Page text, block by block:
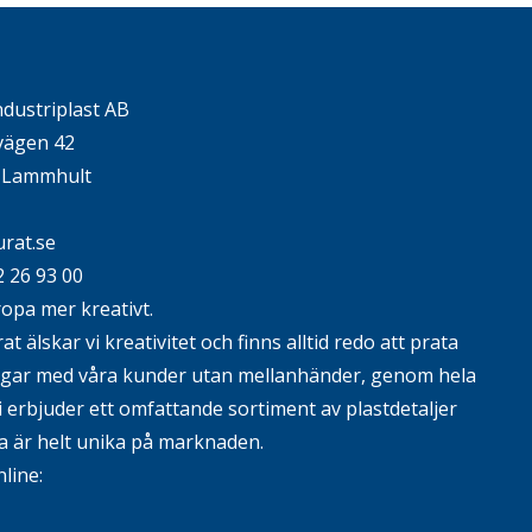
AB
42
Lammhult
26 93 00
mer kreativt.
älskar vi kreativitet och finns alltid redo att prata
med våra kunder utan mellanhänder, genom hela
erbjuder ett omfattande sortiment av plastdetaljer
är helt unika på marknaden.